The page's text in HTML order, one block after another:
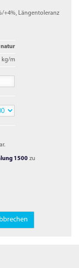
+4%, Längentoleranz
natur
kg/m
1500 zu